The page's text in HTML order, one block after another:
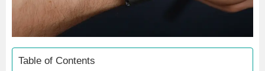
Table of Contents